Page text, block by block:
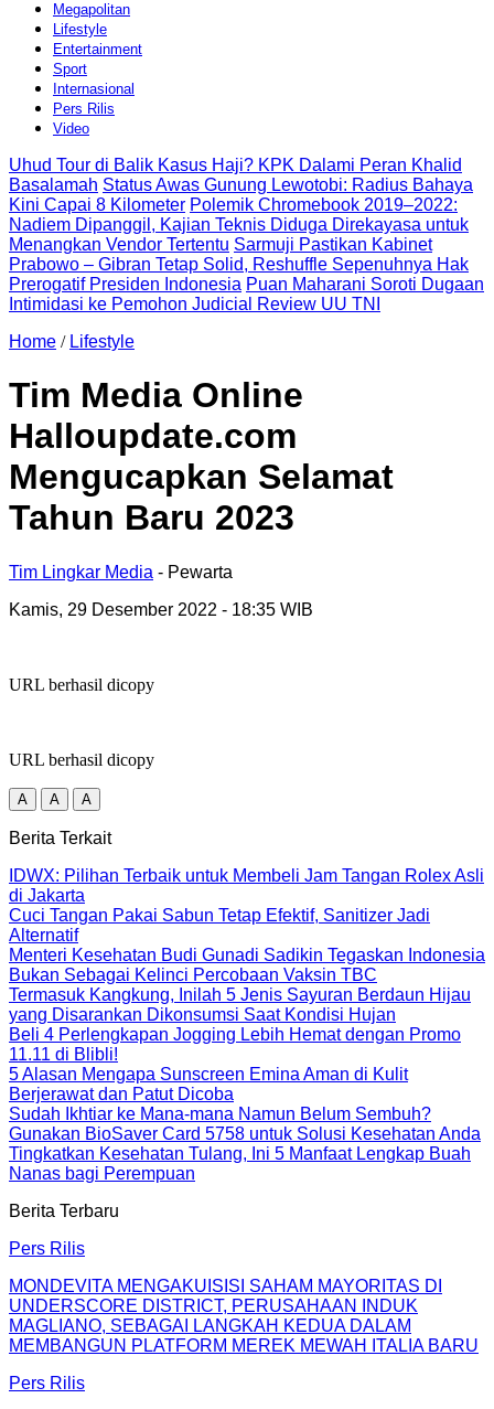
Megapolitan
Lifestyle
Entertainment
Sport
Internasional
Pers Rilis
Video
Uhud Tour di Balik Kasus Haji? KPK Dalami Peran Khalid
Basalamah Status Awas Gunung Lewotobi: Radius Bahaya
Kini Capai 8 Kilometer Polemik Chromebook 2019–2022:
Nadiem Dipanggil, Kajian Teknis Diduga Direkayasa untuk
Menangkan Vendor Tertentu Sarmuji Pastikan Kabinet
Prabowo – Gibran Tetap Solid, Reshuffle Sepenuhnya Hak
Prerogatif Presiden Indonesia Puan Maharani Soroti Dugaan
Intimidasi ke Pemohon Judicial Review UU TNI
Home / Lifestyle
Tim Media Online
Halloupdate.com
Mengucapkan Selamat
Tahun Baru 2023
Tim Lingkar Media - Pewarta
Kamis, 29 Desember 2022 - 18:35 WIB
URL berhasil dicopy
URL berhasil dicopy
A A A
Berita Terkait
IDWX: Pilihan Terbaik untuk Membeli Jam Tangan Rolex Asli
di Jakarta
Cuci Tangan Pakai Sabun Tetap Efektif, Sanitizer Jadi
Alternatif
Menteri Kesehatan Budi Gunadi Sadikin Tegaskan Indonesia
Bukan Sebagai Kelinci Percobaan Vaksin TBC
Termasuk Kangkung, Inilah 5 Jenis Sayuran Berdaun Hijau
yang Disarankan Dikonsumsi Saat Kondisi Hujan
Beli 4 Perlengkapan Jogging Lebih Hemat dengan Promo
11.11 di Blibli!
5 Alasan Mengapa Sunscreen Emina Aman di Kulit
Berjerawat dan Patut Dicoba
Sudah Ikhtiar ke Mana-mana Namun Belum Sembuh?
Gunakan BioSaver Card 5758 untuk Solusi Kesehatan Anda
Tingkatkan Kesehatan Tulang, Ini 5 Manfaat Lengkap Buah
Nanas bagi Perempuan
Berita Terbaru
Pers Rilis
MONDEVITA MENGAKUISISI SAHAM MAYORITAS DI
UNDERSCORE DISTRICT, PERUSAHAAN INDUK
MAGLIANO, SEBAGAI LANGKAH KEDUA DALAM
MEMBANGUN PLATFORM MEREK MEWAH ITALIA BARU
Pers Rilis